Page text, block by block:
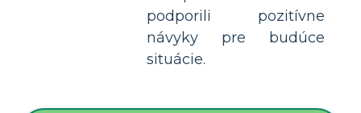
podporili pozitívne
návyky pre budúce
situácie.